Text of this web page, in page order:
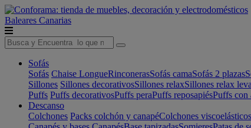
Baleares Canarias
Sofás
Sofás Chaise LongueRinconerasSofás camaSofás 2 plazas
Sillones Sillones decorativosSillones relaxSillones relax
Puffs Puffs decorativosPuffs peraPuffs reposapiésPuffs con
Descanso
Colchones Packs colchón y canapéColchones viscoelásticos